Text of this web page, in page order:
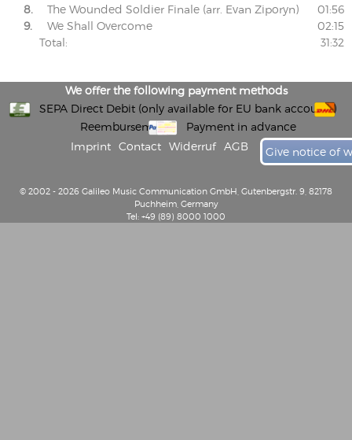
8.
The Wounded Soldier Finale (arr. Evan Ziporyn)
01:56
9.
We Shall Overcome
02:15
Total:
31:32
We offer the following payment methods
SEPA Direct Debit (only available for EU bank accounts)
Reembursement
Payment in advance
Imprint
Contact Widerruf AGB Give notice of
© 2002 - 2026 Galileo Music Communication GmbH, Gutenbergstr. 9, 82178
Puchheim, Germany
Tel: +49 (89) 8000 1000